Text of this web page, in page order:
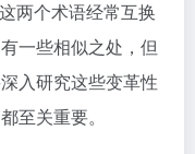
两个术语经常互换
一些相似之处，但
入研究这些变革性
至关重要。